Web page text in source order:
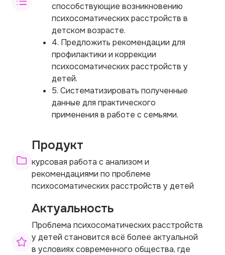
способствующие возникновению
психосоматических расстройств в
детском возрасте.
4. Предложить рекомендации для
профилактики и коррекции
психосоматических расстройств у
детей.
5. Систематизировать полученные
данные для практического
применения в работе с семьями.
Продукт
курсовая работа с анализом и
рекомендациями по проблеме
психосоматических расстройств у детей
Актуальность
Проблема психосоматических расстройств
у детей становится всё более актуальной
в условиях современного общества, где